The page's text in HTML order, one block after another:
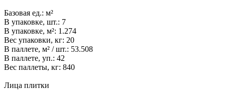
Базовая ед.: м²
В упаковке, шт.: 7
В упаковке, м²: 1.274
Вес упаковки, кг: 20
В паллете, м² / шт.: 53.508
В паллете, уп.: 42
Вес паллеты, кг: 840
Лица плитки